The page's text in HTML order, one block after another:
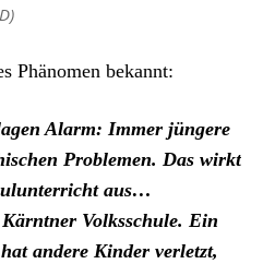
Phänomen bekannt:
Alarm: Immer jüngere
Problemen. Das wirkt
aus…
Volksschule. Ein
andere Kinder verletzt,